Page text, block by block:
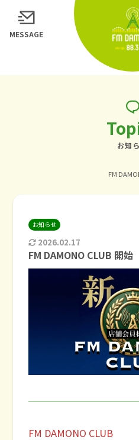
MESSAGE
お知
FM
お知らせ
2026.02.17
FM DAMONO CLUB 開始
FM DAMONO CLUB